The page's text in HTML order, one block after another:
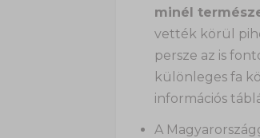
minél
vették körül
persze az is
különleges fa
információs
A